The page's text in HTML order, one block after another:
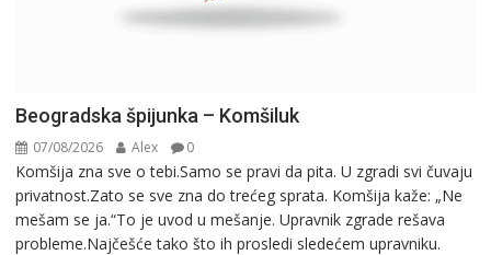
Beogradska špijunka – Komšiluk
07/08/2026 Alex 0
Komšija zna sve o tebi.Samo se pravi da pita. U zgradi svi čuvaju
privatnost.Zato se sve zna do trećeg sprata. Komšija kaže: „Ne
mešam se ja.“To je uvod u mešanje. Upravnik zgrade rešava
probleme.Najčešće tako što ih prosledi sledećem upravniku.